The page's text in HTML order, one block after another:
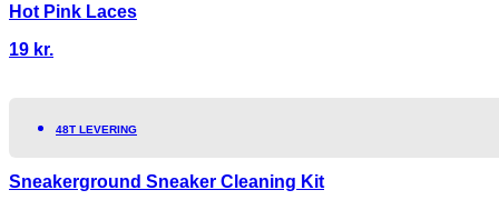
Hot Pink Laces
19 kr.
48T LEVERING
Sneakerground Sneaker Cleaning Kit